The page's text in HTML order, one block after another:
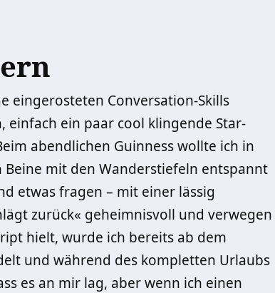
eingerosteten Conversation-Skills
einfach ein paar cool klingende Star-
abendlichen Guinness wollte ich in
Beine mit den Wanderstiefeln entspannt
etwas fragen – mit einer lässig
zurück« geheimnisvoll und verwegen
hielt, wurde ich bereits ab dem
und während des kompletten Urlaubs
es an mir lag, aber wenn ich einen